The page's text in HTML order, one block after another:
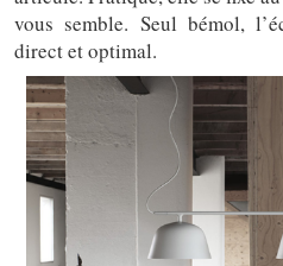
vous semble. Seul bémol,
direct et optimal.